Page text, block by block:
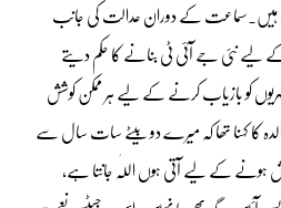
ہیں۔سماعت کے دوران عدالت کی جانب
نئی جے آئی ٹی بنانے کا حکم دیتے
کو بازیاب کرنے کے لیے ہر ممکن کوشش
کا کہنا تھا کہ میرے دو بیٹے سات سال سے
ہونے کے لیے آتی ہوں اللّٰہ جانتا ہے،